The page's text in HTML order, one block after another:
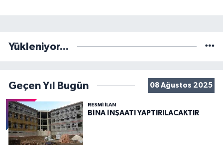
Yükleniyor...
Geçen Yıl Bugün 08 Ağustos 2025
RESMİ İLAN
BİNA İNŞAATI YAPTIRILACAKTIR